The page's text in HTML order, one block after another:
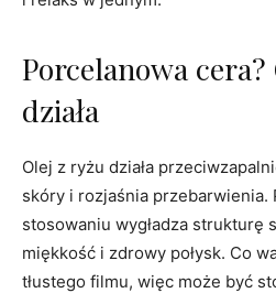
Porcelanowa
działa
Olej z ryżu działa
skóry i rozjaśnia przebarwienia.
stosowaniu wygładza strukturę
miękkość i zdrowy połysk. Co
tłustego filmu, więc może być